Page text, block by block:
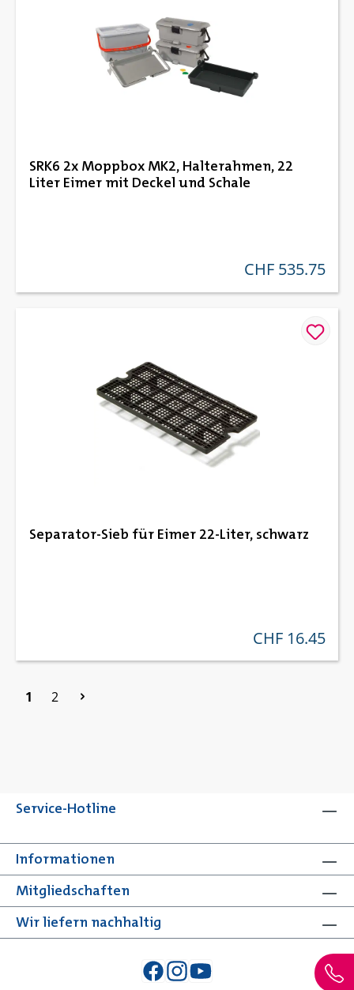
SRK6 2x Moppbox MK2, Halterahmen, 22
Liter Eimer mit Deckel und Schale
regulärer preis:
CHF 535.75
Separator-Sieb für Eimer 22-Liter, schwarz
regulärer preis:
CHF 16.45
Seite
1 Seite
2
Service-Hotline
Mitgliedschaften
Informationen
Wir liefern nachhaltig